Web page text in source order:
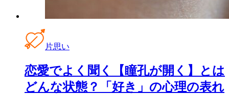
片思い
恋愛でよく聞く【瞳孔が開く】とは
どんな状態？「好き」の心理の表れ